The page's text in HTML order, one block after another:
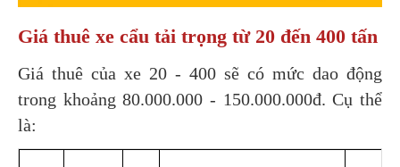
Giá thuê xe cẩu tải trọng từ 20 đến 400 tấn
Giá thuê của xe 20 - 400 sẽ có mức dao động
trong khoảng 80.000.000 - 150.000.000đ. Cụ thể
là: